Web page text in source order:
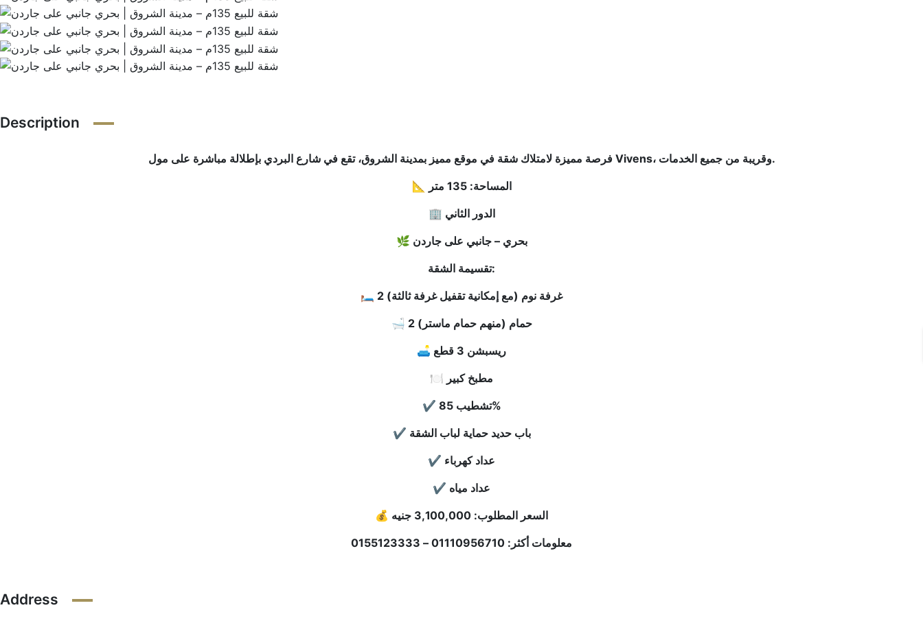
Description
فرصة مميزة لامتلاك شقة في موقع مميز بمدينة الشروق، تقع في شارع البردي بإطلالة مباشرة على مول Vivens، وقريبة من جميع الخدمات.
📐 المساحة: 135 متر
🏢 الدور الثاني
🌿 بحري – جانبي على جاردن
تقسيمة الشقة:
🛏 2 غرفة نوم (مع إمكانية تقفيل غرفة ثالثة)
🛁 2 حمام (منهم حمام ماستر)
🛋 ريسبشن 3 قطع
🍽 مطبخ كبير
✔ تشطيب 85%
✔ باب حديد حماية لباب الشقة
✔ عداد كهرباء
✔ عداد مياه
💰 السعر المطلوب: 3,100,000 جنيه
معلومات أكثر: 01110956710 – 0155123333
Address